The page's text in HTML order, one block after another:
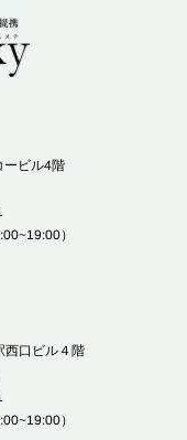
ービル4階
）
西口ビル４階
）